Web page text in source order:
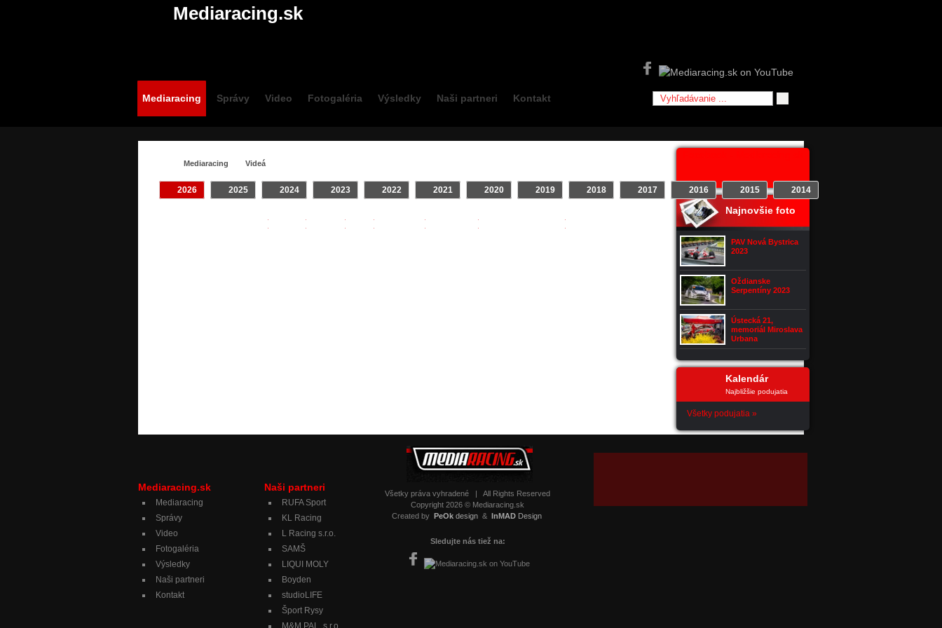
Mediaracing.sk
Mediaracing Správy Video Fotogaléria Výsledky Naši partneri Kontakt
Najnovšie foto
PAV Nová Bystrica
2023
Oždianske
Serpentíny 2023
Ústecká 21,
memoriál Miroslava
Urbana
Kalendár
Najbližšie podujatia
Všetky podujatia »
Mediaracing Videá
2026 2025 2024 2023 2022 2021 2020 2019 2018 2017 2016 2015 2014
Mediaracing.sk
Mediaracing
Správy
Video
Fotogaléria
Výsledky
Naši partneri
Kontakt
Všetky práva vyhradené |
All Rights Reserved
Copyright 2026 © Mediaracing.sk
Created by PeOkdesign & InMADDesign
Sledujte nás tiež na:
Naši partneri
RUFA Sport
KL Racing
L Racing s.r.o.
SAMŠ
LIQUI MOLY
Boyden
studioLIFE
Šport Rysy
M&M PAL, s.r.o.